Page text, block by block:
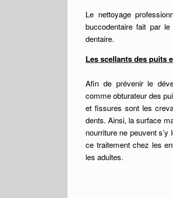
Le nettoyage
buccodentaire fait par
dentaire.
Les scellants des puits
Afin de prévenir le
comme obturateur des
et fissures sont les
dents. Ainsi, la surface
nourriture ne peuvent
ce traitement chez les
les adultes.